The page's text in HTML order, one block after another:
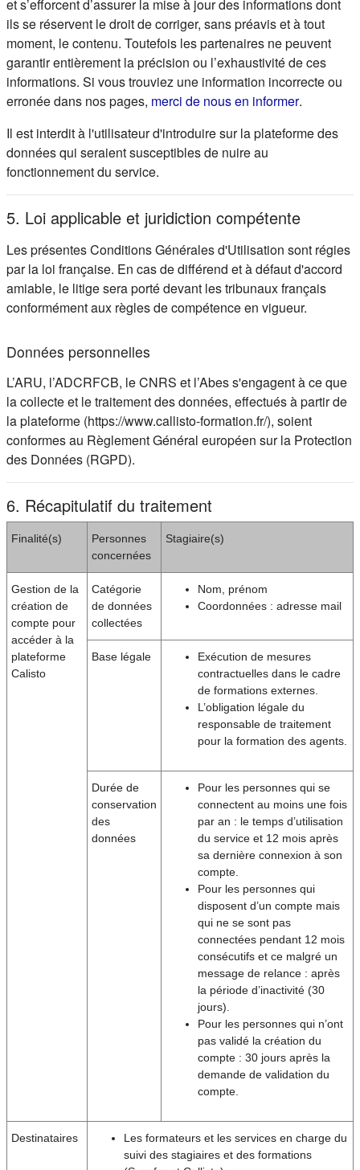
et s’efforcent d’assurer la mise à jour des informations dont
ils se réservent le droit de corriger, sans préavis et à tout
moment, le contenu. Toutefois les partenaires ne peuvent
garantir entièrement la précision ou l’exhaustivité de ces
informations. Si vous trouviez une information incorrecte ou
erronée dans nos pages, merci de nous en informer(s'ouvre
.
Il est interdit à l'utilisateur d'introduire sur la plateforme des
données qui seraient susceptibles de nuire au
fonctionnement du service.
5. Loi applicable et juridiction compétente
Les présentes Conditions Générales d'Utilisation sont régies
par la loi française. En cas de différend et à défaut d'accord
amiable, le litige sera porté devant les tribunaux français
conformément aux règles de compétence en vigueur.
Données personnelles
L’ARU, l’ADCRFCB, le CNRS et l’Abes s'engagent à ce que
la collecte et le traitement des données, effectués à partir de
la plateforme (https://www.callisto-formation.fr/), soient
conformes au Règlement Général européen sur la Protection
des Données (RGPD).
6. Récapitulatif du traitement
Finalité(s)
Personnes
concernées
Stagiaire(s)
Gestion de la
création de
compte pour
accéder à la
plateforme
Calisto
Catégorie
de données
collectées
Nom, prénom
Coordonnées : adresse mail
Base légale
Exécution de mesures
contractuelles dans le cadre
de formations externes.
L’obligation légale du
responsable de traitement
pour la formation des agents.
Durée de
conservation
des
données
Pour les personnes qui se
connectent au moins une fois
par an : le temps d’utilisation
du service et 12 mois après
sa dernière connexion à son
compte.
Pour les personnes qui
disposent d’un compte mais
qui ne se sont pas
connectées pendant 12 mois
consécutifs et ce malgré un
message de relance : après
la période d’inactivité (30
jours).
Pour les personnes qui n’ont
pas validé la création du
compte : 30 jours après la
demande de validation du
compte.
Destinataires
Les formateurs et les services en charge du
suivi des stagiaires et des formations